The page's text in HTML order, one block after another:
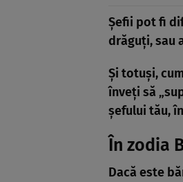
Şefii pot fi
drăguţi, sau
Şi totuşi,
înveţi să
şefului tău,
În zodia
Dacă este